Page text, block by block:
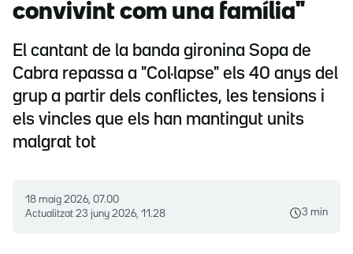
convivint com una família"
El cantant de la banda gironina Sopa de
Cabra repassa a "Col·lapse" els 40 anys del
grup a partir dels conflictes, les tensions i
els vincles que els han mantingut units
malgrat tot
18 maig 2026, 07.00
Actualitzat 23 juny 2026, 11.28 3 min